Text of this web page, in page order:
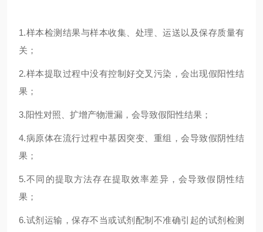
1.样本检测结果与样本收集、处理、运送以及保存质量有
关；
2.样本提取过程中没有控制好交叉污染，会出现假阳性结
果；
3.阳性对照、扩增产物泄漏，会导致假阳性结果；
4.病原体在流行过程中基因突变、重组，会导致假阴性结
果；
5.不同的提取方法存在提取效率差异，会导致假阴性结
果；
6.试剂运输，保存不当或试剂配制不准确引起的试剂检测